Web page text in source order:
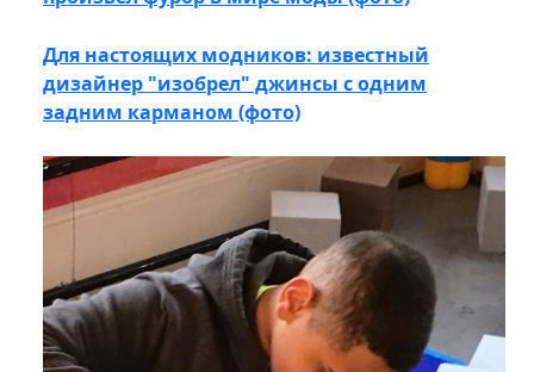
Для настоящих модников: известный
дизайнер "изобрел" джинсы с одним
задним карманом (фото)